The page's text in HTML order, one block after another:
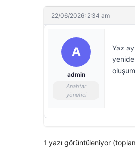
22/06/2026: 2:34 am
A
admin
Anahtar
yönetici
Yaz
1 yazı görüntüleniyor